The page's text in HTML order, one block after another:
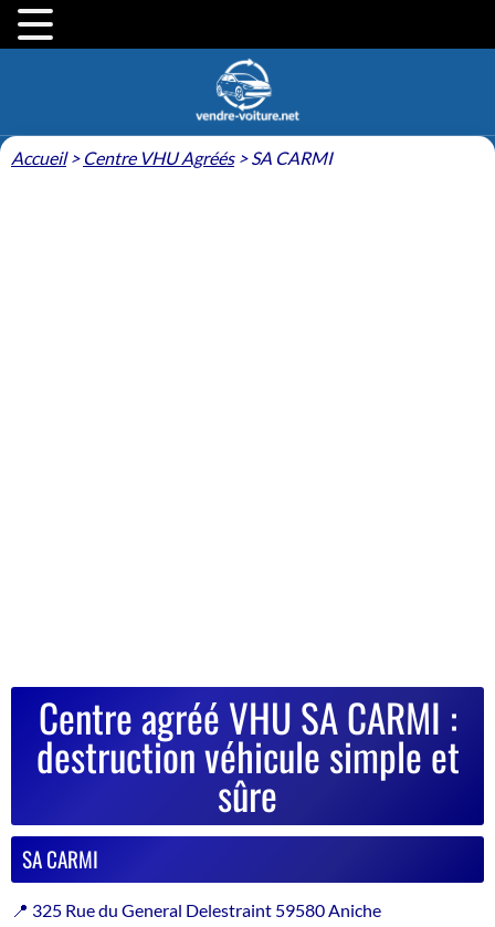
Accueil> Centre VHU Agréés>SA CARMI
Centre agréé VHU SA CARMI :
destruction véhicule simple et
sûre
SA CARMI
📍 325 Rue du General Delestraint 59580 Aniche